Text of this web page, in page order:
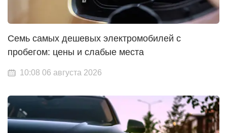
Семь самых дешевых электромобилей с
пробегом: цены и слабые места
10:08 06 августа 2026